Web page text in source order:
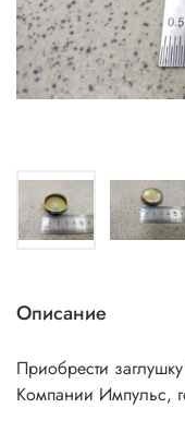
Описание
Приобрести
Компании Импульс,